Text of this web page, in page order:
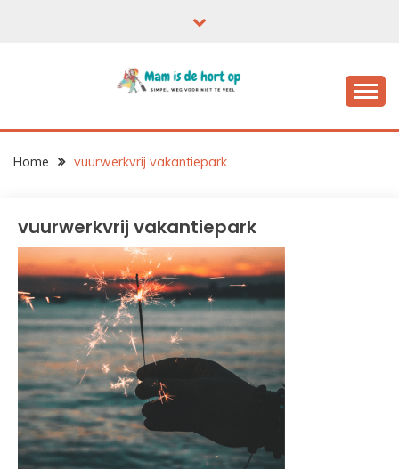
Home vuurwerkvrij vakantiepark
vuurwerkvrij vakantiepark